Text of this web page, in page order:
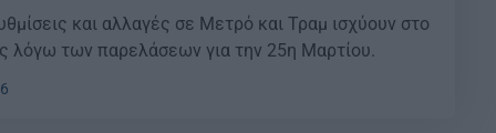
και αλλαγές σε Μετρό και Τραμ ισχύουν στο
λόγω των παρελάσεων για την 25η Μαρτίου.